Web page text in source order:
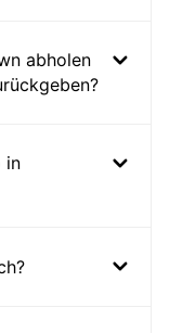
abholen
in